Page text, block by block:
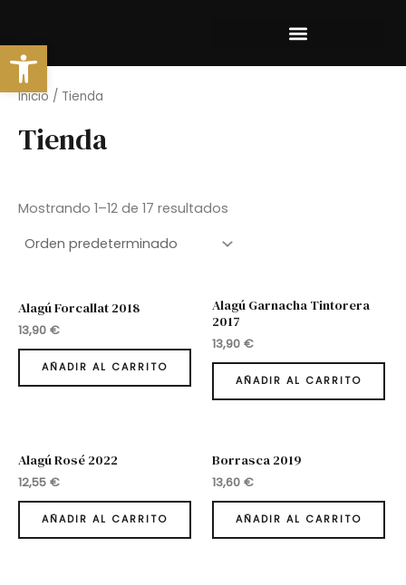
contenido
Inicio / Tienda
Tienda
Mostrando 1–12 de 17 resultados
Alagú Forcallat 2018
13,90 €
AÑADIR AL CARRITO
Alagú Garnacha Tintorera
2017
13,90 €
AÑADIR AL CARRITO
Alagú Rosé 2022
12,55 €
AÑADIR AL CARRITO
Borrasca 2019
13,60 €
AÑADIR AL CARRITO
Abrir barra de herramientas